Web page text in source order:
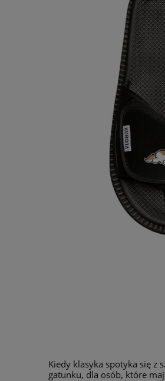
Kiedy klasyka spotyka się z
gatunku, dla osób, które